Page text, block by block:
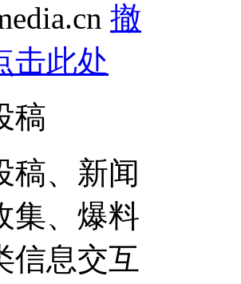
撤
击此处
稿
稿、新闻
集、爆料
信息交互